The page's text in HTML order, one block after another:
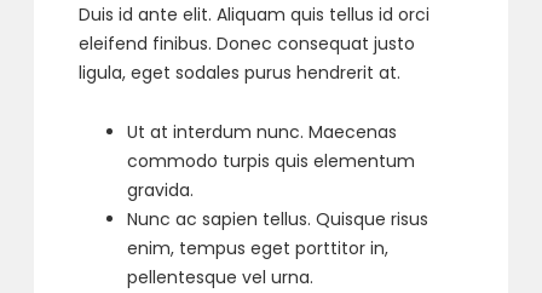
Duis id ante elit. Aliquam quis tellus id orci
eleifend finibus. Donec consequat justo
ligula, eget sodales purus hendrerit at.
Ut at interdum nunc. Maecenas
commodo turpis quis elementum
gravida.
Nunc ac sapien tellus. Quisque risus
enim, tempus eget porttitor in,
pellentesque vel urna.